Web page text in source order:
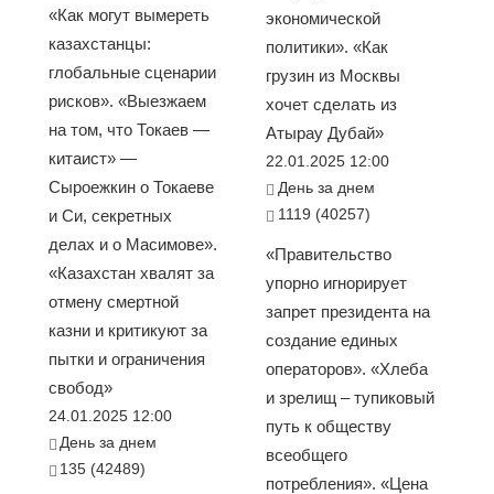
«Как могут вымереть
казахстанцы:
глобальные сценарии
рисков». «Выезжаем
на том, что Токаев —
китаист» —
Сыроежкин о Токаеве
и Си, секретных
делах и о Масимове».
«Казахстан хвалят за
отмену смертной
казни и критикуют за
пытки и ограничения
свобод»
24.01.2025 12:00
День за днем
135 (42489)
экономической
политики». «Как
грузин из Москвы
хочет сделать из
Атырау Дубай»
22.01.2025 12:00
День за днем
1119 (40257)
«Правительство
упорно игнорирует
запрет президента на
создание единых
операторов». «Хлеба
и зрелищ – тупиковый
путь к обществу
всеобщего
потребления». «Цена